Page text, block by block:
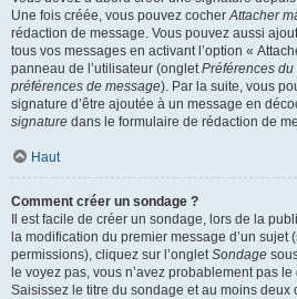
Une fois créée, vous pouvez cocherAttacher
rédaction de message. Vous pouvez aussi
tous vos messages en activant l’option «
panneau de l’utilisateur (ongletPréférences
préférences de message). Par la suite, vous
signature d’être ajoutée à un message en
signature dans le formulaire de rédaction de
Haut
Comment créer un sondage ?
Il est facile de créer un sondage, lors de la
la modification du premier message d’un sujet
permissions), cliquez sur l’ongletSondage
le voyez pas, vous n’avez probablement pas
Saisissez le titre du sondage et au moins deux